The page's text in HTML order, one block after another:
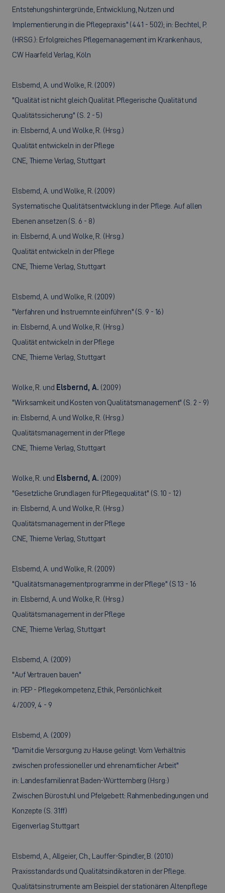
Entstehungshintergründe, Entwicklung, Nutzen und
Implementierung in die Pflegepraxis" (441 - 502); in: Bechtel, P.
(HRSG.): Erfolgreiches Pflegemanagement im Krankenhaus,
CW Haarfeld Verlag, Köln
Elsbernd, A. und Wolke, R. (2009)
"Qualität ist nicht gleich Qualität. Pflegerische Qualität und
Qualitätssicherung" (S. 2 - 5)
in: Elsbernd, A. und Wolke, R. (Hrsg.)
Qualität entwickeln in der Pflege
CNE, Thieme Verlag, Stuttgart
Elsbernd, A. und Wolke, R. (2009)
Systematische Qualitätsentwicklung in der Pflege. Auf allen
Ebenen ansetzen (S. 6 - 8)
in: Elsbernd, A. und Wolke, R. (Hrsg.)
Qualität entwickeln in der Pflege
CNE, Thieme Verlag, Stuttgart
Elsbernd, A. und Wolke, R. (2009)
"Verfahren und Instruemnte einführen" (S. 9 - 16)
in: Elsbernd, A. und Wolke, R. (Hrsg.)
Qualität entwickeln in der Pflege
CNE, Thieme Verlag, Stuttgart
Wolke, R. und Elsbernd, A. (2009)
"Wirksamkeit und Kosten von Qualitätsmanagement" (S. 2 - 9)
in: Elsbernd, A. und Wolke, R. (Hrsg.)
Qualitätsmanagement in der Pflege
CNE, Thieme Verlag, Stuttgart
Wolke, R. und Elsbernd, A. (2009)
"Gesetzliche Grundlagen für Pflegequalität" (S. 10 - 12)
in: Elsbernd, A. und Wolke, R. (Hrsg.)
Qualitätsmanagement in der Pflege
CNE, Thieme Verlag, Stuttgart
Elsbernd, A. und Wolke, R. (2009)
"Qualitätsmanagementprogramme in der Pflege" (S 13 - 16
in: Elsbernd, A. und Wolke, R. (Hrsg.)
Qualitätsmanagement in der Pflege
CNE, Thieme Verlag, Stuttgart
Elsbernd, A. (2009)
"Auf Vertrauen bauen"
in: PEP - Pflegekompetenz, Ethik, Persönlichkeit
4/2009, 4 - 9
Elsbernd, A. (2009)
"Damit die Versorgung zu Hause gelingt: Vom Verhältnis
zwischen professioneller und ehrenamtlicher Arbeit"
in: Landesfamilienrat Baden-Württemberg (Hsrg:)
Zwischen Bürostuhl und Pfelgebett: Rahmenbedingungen und
Konzepte (S. 31ff)
Eigenverlag Stuttgart
Elsbernd, A., Allgeier, Ch., Lauffer-Spindler, B. (2010)
Praxisstandards und Qualitätsindikatoren in der Pflege.
Qualitätsinstrumente am Beispiel der stationären Altenpflege